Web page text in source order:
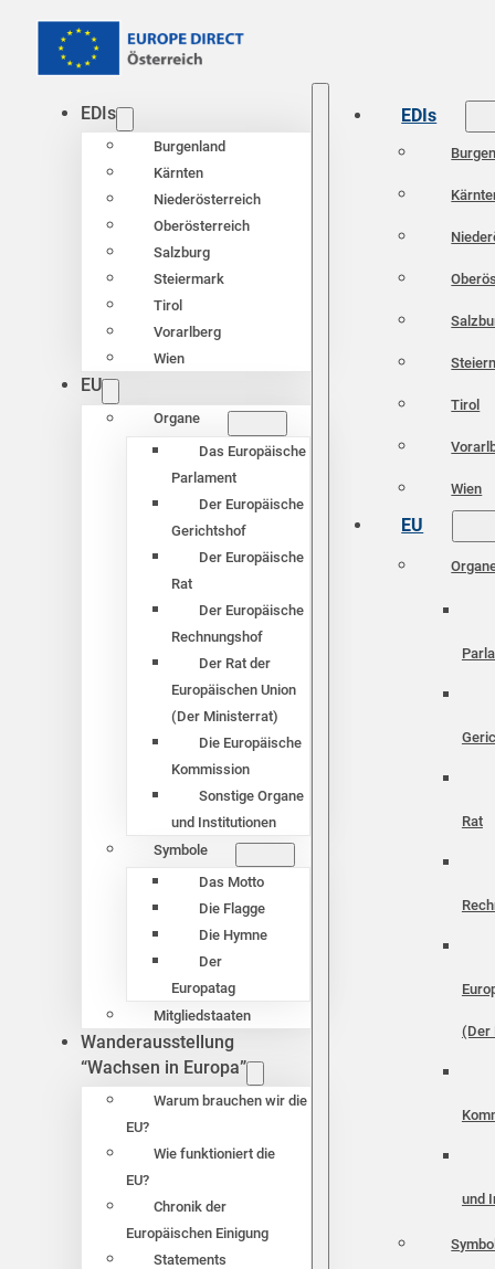
EDIs
Burgenland
Kärnten
Niederösterreich
Oberösterreich
Salzburg
Steiermark
Tirol
Vorarlberg
Wien
EU
Organe
Das Europäische
Parlament
Der Europäische
Gerichtshof
Der Europäische
Rat
Der Europäische
Rechnungshof
Der Rat der
Europäischen Union
(Der Ministerrat)
Die Europäische
Kommission
Sonstige Organe
und Institutionen
Symbole
Das Motto
Die Flagge
Die Hymne
Der
Europatag
Mitgliedstaaten
Wanderausstellung
“Wachsen in Europa”
Warum brauchen wir die
EU?
Wie funktioniert die
EU?
Chronik der
Europäischen Einigung
Statements
EDIs
Tirol
Wien
EU
Rat
(Der
und